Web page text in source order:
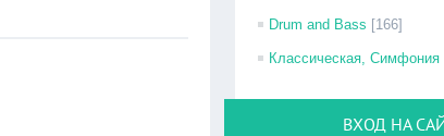
Drum and Bass [166]
Классическая, Симфония
ВХОД НА